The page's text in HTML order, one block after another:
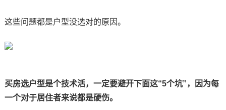
这些问题都是户型没选对的原因。
买房选户型是个技术活，一定要避开下面这“5个坑”，因为每
一个对于居住者来说都是硬伤。